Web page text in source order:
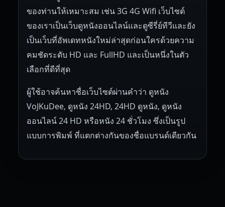
ของท่านให้เหมาะสม เช่น 3G 4G Wifi เว็บไซต์
ของเราเป็นเว็บดูหนังออนไลน์และดูซีรี่ย์ทีวีและยัง
เป็นเว็บที่อัพเดทหนังใหม่ล่าสุดก่อนใครด้วยความ
คมชัดระดับ HD และ FullHD และเป็นหนึ่งในตัว
เลือกที่ดีที่สุด
ผู้ใช้อาจค้นหาชื่อเว็บไซต์ผ่านคำว่า ดูหนัง
VoJKuDee, ดูหนัง 24HD, 24HD ดูหนัง, ดูหนัง
ออนไลน์ 24 HD หรือหนัง 24 ชั่วโมง ซึ่งเป็นรูป
แบบการพิมพ์ ที่แตกต่างกันของชื่อแบรนด์เดียวกัน